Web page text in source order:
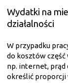
Wydatki na
działalności
W przypadku
do kosztów
np. internet, prąd
określić proporcji